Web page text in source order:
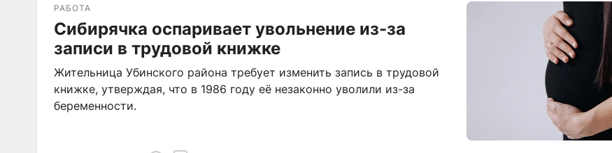
РАБОТА
Сибирячка оспаривает увольнение из-за
записи в трудовой книжке
Жительница Убинского района требует изменить запись в трудовой
книжке, утверждая, что в 1986 году её незаконно уволили из-за
беременности.